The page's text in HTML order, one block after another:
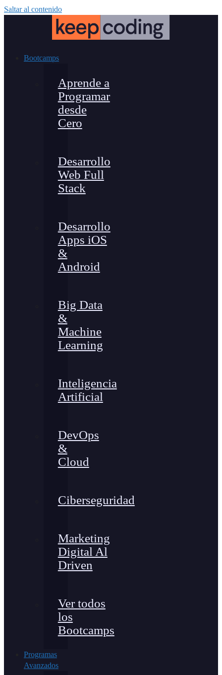
Saltar al contenido
Bootcamps
Aprende a
Programar
desde
Cero
Desarrollo
Web Full
Stack
Desarrollo
Apps iOS
&
Android
Big Data
&
Machine
Learning
Inteligencia
Artificial
DevOps
&
Cloud
Ciberseguridad
Marketing
Digital Al
Driven
Ver todos
los
Bootcamps
Programas
Avanzados